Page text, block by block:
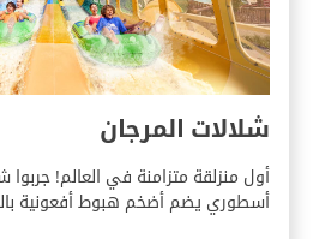
شلالات المرجان
أول منزلقة متزامنة في العالم! جربوا
أسطوري يضم أضخم هبوط أفعونية